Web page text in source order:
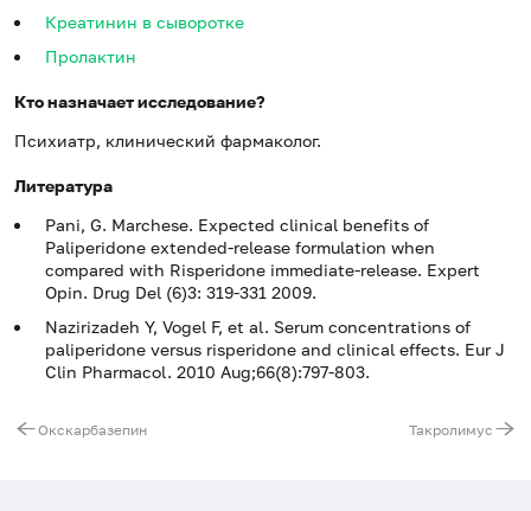
Креатинин в сыворотке
Пролактин
Кто назначает исследование?
Психиатр, клинический фармаколог.
Литература
Pani, G. Marchese. Expected clinical benefits of
Paliperidone extended-release formulation when
compared with Risperidone immediate-release. Expert
Opin. Drug Del (6)3: 319-331 2009.
Nazirizadeh Y, Vogel F, et al. Serum concentrations of
paliperidone versus risperidone and clinical effects. Eur J
Clin Pharmacol. 2010 Aug;66(8):797-803.
Окскарбазепин Такролимус